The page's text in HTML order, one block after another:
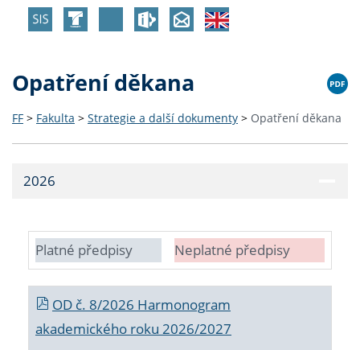
Opatření děkana
FF > Fakulta > Strategie a další dokumenty > Opatření děkana
2026
Platné předpisy Neplatné předpisy
OD č. 8/2026 Harmonogram
akademického roku 2026/2027